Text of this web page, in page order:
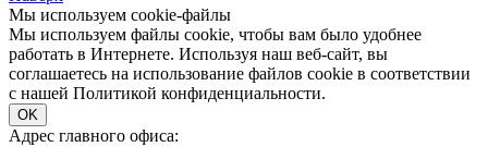
Мы используем cookie-файлы
Мы используем файлы cookie, чтобы вам было удобнее
работать в Интернете. Используя наш веб-сайт, вы
соглашаетесь на использование файлов cookie в соответствии
с нашей Политикой конфиденциальности.
OK
Адрес главного офиса: